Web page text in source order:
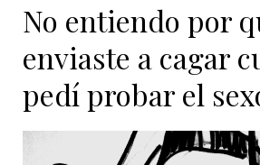
No entiendo por
enviaste a cagar
pedí probar el